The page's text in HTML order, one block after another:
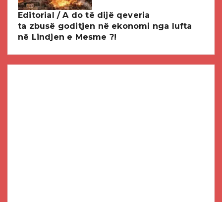
Editorial / A do të dijë qeveria
ta zbusë goditjen në ekonomi nga lufta
në Lindjen e Mesme ?!